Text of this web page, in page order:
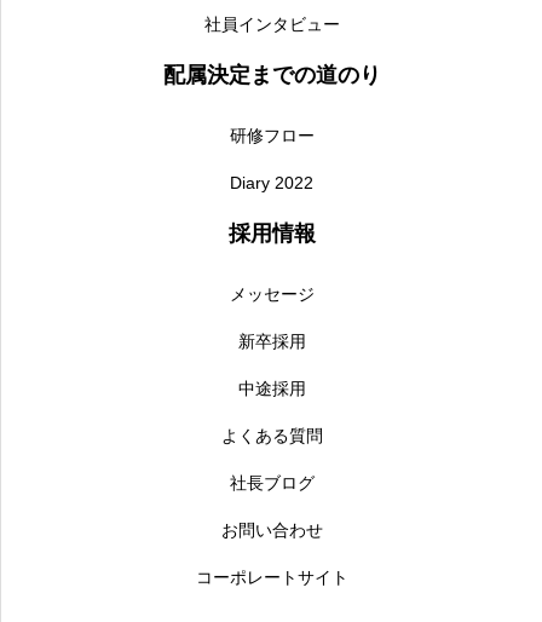
社員インタビュー
配属決定までの道のり
研修フロー
Diary 2022
採用情報
メッセージ
新卒採用
中途採用
よくある質問
社長ブログ
お問い合わせ
コーポレートサイト